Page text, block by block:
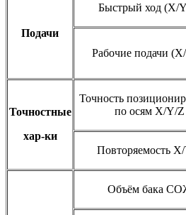
Подачи
Быстрый ход (X/
Рабочие подачи
Точностные
хар-ки
Точность
по осям X/Y/Z
Повторяемость
Объём бака